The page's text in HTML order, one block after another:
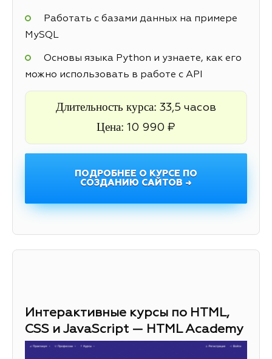
Работать с базами данных на примере
MySQL
Основы языка Python и узнаете, как его
можно использовать в работе с API
Длительность курса: 33,5 часов
Цена: 10 990 ₽
ПОДРОБНЕЕ О КУРСЕ ПО
СОЗДАНИЮ САЙТОВ →
Интерактивные курсы по HTML,
CSS и JavaScript — HTML Academy